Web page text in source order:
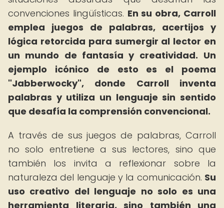
convenciones lingüísticas. En su obra, Carroll
emplea juegos de palabras, acertijos y
lógica retorcida para sumergir al lector en
un mundo de fantasía y creatividad. Un
ejemplo icónico de esto es el poema
"Jabberwocky", donde Carroll inventa
palabras y utiliza un lenguaje sin sentido
que desafía la comprensión convencional.
A través de sus juegos de palabras, Carroll
no solo entretiene a sus lectores, sino que
también los invita a reflexionar sobre la
naturaleza del lenguaje y la comunicación. Su
uso creativo del lenguaje no solo es una
herramienta literaria, sino también una